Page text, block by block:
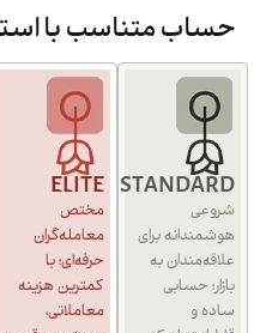
حساب متناسب با
STANDARD
شروعی
هوشمندانه برای
علاقه‌مندان به
بازار؛ حسابی
ساده و
ELITE
مختص
معامله‌گران
حرفه‌ای؛ با
کمترین هزینه
معاملاتی،